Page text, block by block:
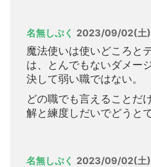
名無しぷく 2023/09/02(土
魔法使いは使いどころと
は、とんでもないダメー
決して弱い職ではない。
どの職でも言えることだ
解と練度しだいでどうと
名無しぷく 2023/09/02(土